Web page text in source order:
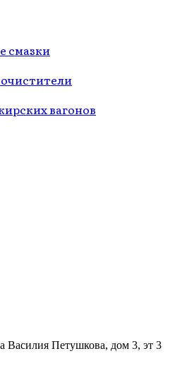
смазки
вагонов
Василия Петушкова, дом 3, эт 3